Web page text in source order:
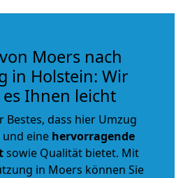
Moers nach
in Holstein: Wir
Ihnen leicht
Bestes, dass hier Umzug
und eine hervorragende
sowie Qualität bietet. Mit
in Moers können Sie